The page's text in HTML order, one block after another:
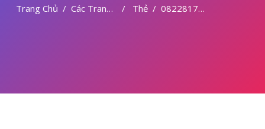
Trang Chủ Các Trang Của Hệ Thống Thẻ 082281779727 DOKTER ABORSI DI MEDAN